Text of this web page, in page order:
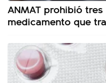
ANMAT prohibió
medicamento que